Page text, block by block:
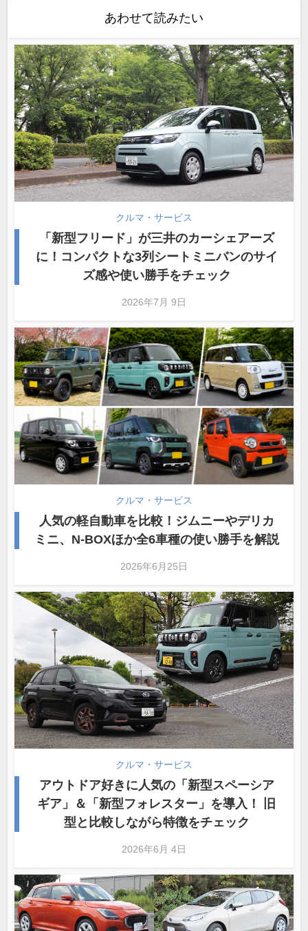
あわせて読みたい
クルマ・サービス
「新型フリード」が三井のカーシェアーズ
に！コンパクトな3列シートミニバンのサイ
ズ感や使い勝手をチェック
2026年7月 9日
クルマ・サービス
人気の軽自動車を比較！ジムニーやデリカ
ミニ、N-BOXほか全6車種の使い勝手を解説
2026年6月25日
クルマ・サービス
アウトドア好きに人気の「新型スペーシア
ギア」＆「新型フォレスター」を導入！ 旧
型と比較しながら特徴をチェック
2026年6月 4日